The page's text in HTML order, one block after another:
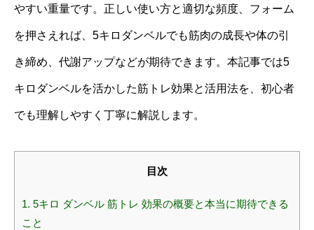
やすい重量です。正しい使い方と適切な頻度、フォーム
を押さえれば、5キロダンベルでも筋肉の成長や体の引
き締め、代謝アップなどが期待できます。本記事では5
キロダンベルを活かした筋トレ効果と活用法を、初心者
でも理解しやすく丁寧に解説します。
目次
1. 5キロ ダンベル 筋トレ 効果の概要と本当に期待できる
こと